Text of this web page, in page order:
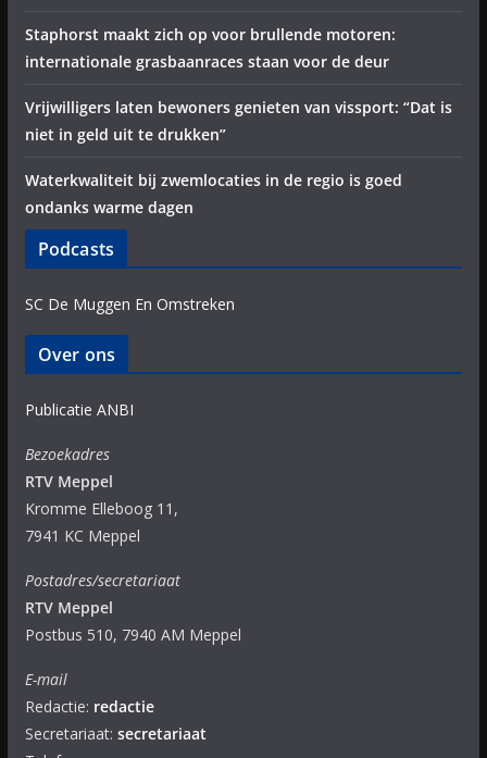
Staphorst maakt zich op voor brullende motoren:
internationale grasbaanraces staan voor de deur
Vrijwilligers laten bewoners genieten van vissport: “Dat is
niet in geld uit te drukken”
Waterkwaliteit bij zwemlocaties in de regio is goed
ondanks warme dagen
Podcasts
SC De Muggen En Omstreken
Over ons
Publicatie ANBI
Bezoekadres
RTV Meppel
Kromme Elleboog 11,
7941 KC Meppel
Postadres/secretariaat
RTV Meppel
Postbus 510, 7940 AM Meppel
E-mail
Redactie: redactie
Secretariaat: secretariaat